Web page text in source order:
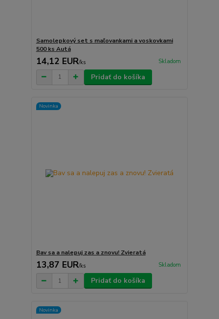
Samolepkový set s maľovankami a voskovkami
500 ks Autá
14,12 EUR/ks Skladom
Pridať do košíka
Novinka
Bav sa a nalepuj zas a znovu! Zvieratá
13,87 EUR/ks Skladom
Pridať do košíka
Novinka